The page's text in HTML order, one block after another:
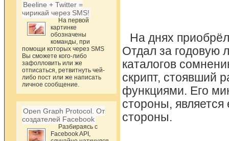
Beeline + Twitter =
чирикай через SMS!
На первой
картинке
обозначены
команды, при
помощи которых через SMS
Вы сможете кого-либо
зафолловить или же
отписаться, ретвитнуть чей-
либо пост или же написать
личное сообщение.
Open Graph Protocol. От
создателей Facebook
Разбираясь с
Facebook API,
На днях
Отдал за годовую
каталогов
скрипт, стоявший
функциями. Его
стороны,
стороны.